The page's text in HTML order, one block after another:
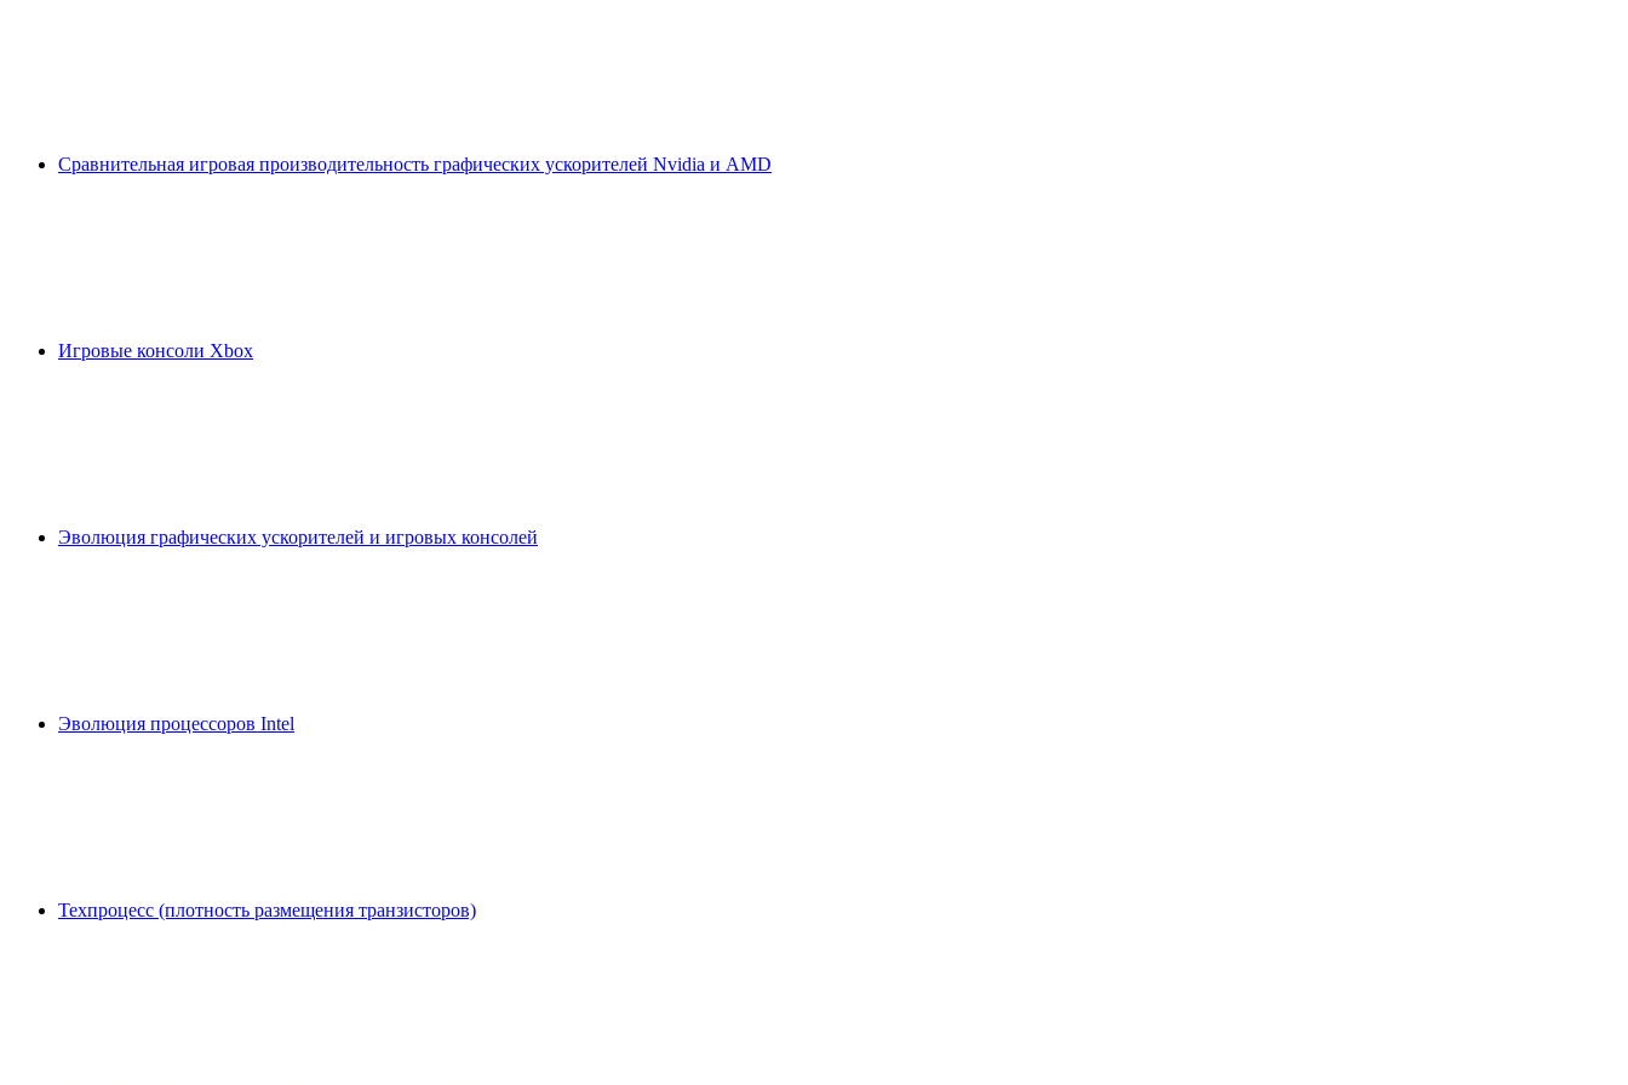
Сравнительная игровая производительность графических ускорителей Nvidia и AMD
Игровые консоли Xbox
Эволюция графических ускорителей и игровых консолей
Эволюция процессоров Intel
Техпроцесс (плотность размещения транзисторов)